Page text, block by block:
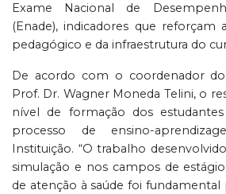
Exame Nacional de
(Enade), indicadores que
pedagógico e da infraestrutura do
De acordo com o coordenador
Prof. Dr. Wagner Moneda Telini, o
nível de formação dos
processo de ensino-
Instituição. “O trabalho
simulação e nos campos de
de atenção à saúde foi fundamental